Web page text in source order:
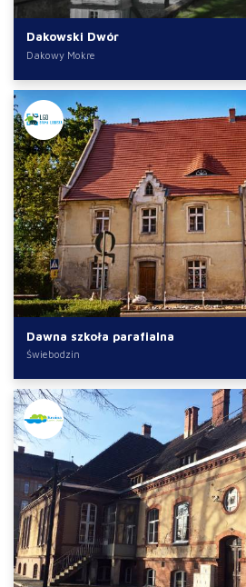
Dakowski Dwór
Dakowy Mokre
Dawna szkoła parafialna
Świebodzin